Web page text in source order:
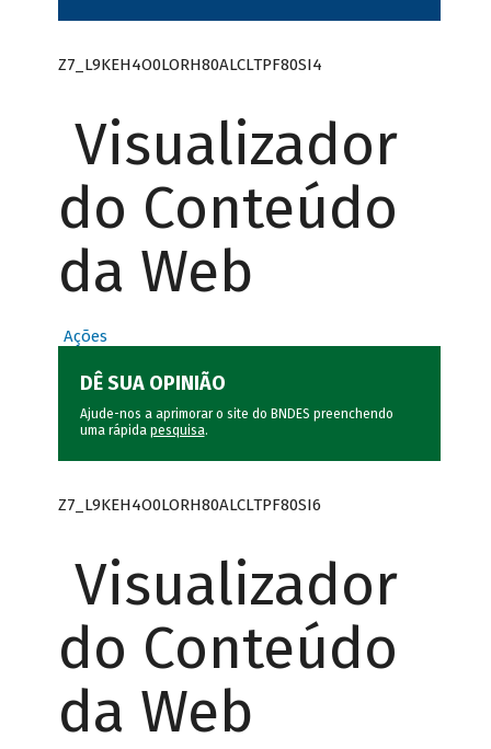
Z7_L9KEH4O0LORH80ALCLTPF80SI4
Visualizador
do Conteúdo
da Web
Ações
DÊ SUA OPINIÃO
Ajude-nos a aprimorar o site do BNDES preenchendo
uma rápida pesquisa.
Z7_L9KEH4O0LORH80ALCLTPF80SI6
Visualizador
do Conteúdo
da Web